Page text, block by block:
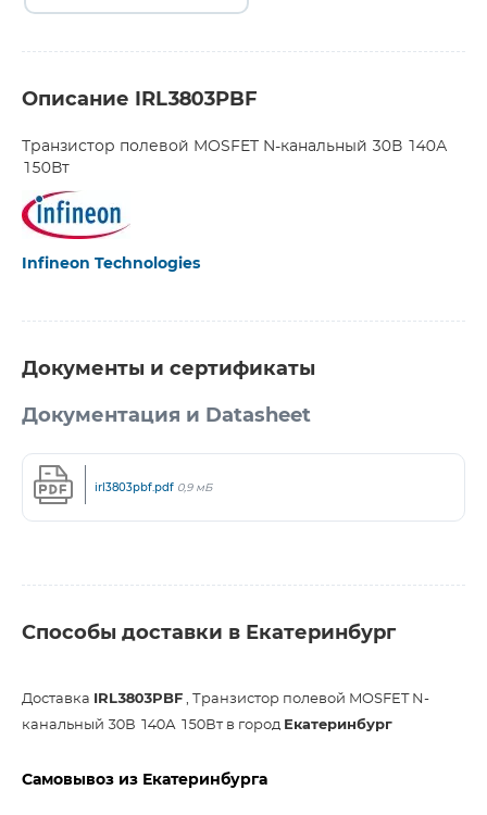
Описание IRL3803PBF
Транзистор полевой MOSFET N-канальный 30В 140А
150Вт
Infineon Technologies
Документы и сертификаты
Документация и Datasheet
irl3803pbf.pdf 0,9 мБ
Способы доставки в Екатеринбург
Доставка IRL3803PBF , Транзистор полевой MOSFET N-
канальный 30В 140А 150Вт в город Екатеринбург
Самовывоз из Екатеринбурга